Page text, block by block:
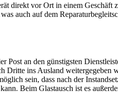
direkt vor Ort in einem Geschäft
auch auf dem
Post an den günstigsten
Dritte ins Ausland
sein, dass nach der
Beim Glastausch ist es